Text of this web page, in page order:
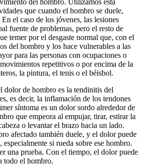
del hombro. Utilizamos esta
que cuando el hombro se duele,
el caso de los jóvenes, las lesiones
fuente de problemas, pero el resto de
temer por el desgaste normal que, con el
del hombro y los hace vulnerables a las
para las personas con ocupaciones o
repetitivos o por encima de la
la pintura, el tenis o el béisbol.
dolor de hombro es la tendinitis del
es decir, la inflamación de los tendones
síntoma es un dolor sordo alrededor de
que empeora al empujar, tirar, estirar la
o levantar el brazo hacia un lado.
afectado también duele, y el dolor puede
especialmente si rueda sobre ese hombro.
una prueba. Con el tiempo, el dolor puede
todo el hombro.